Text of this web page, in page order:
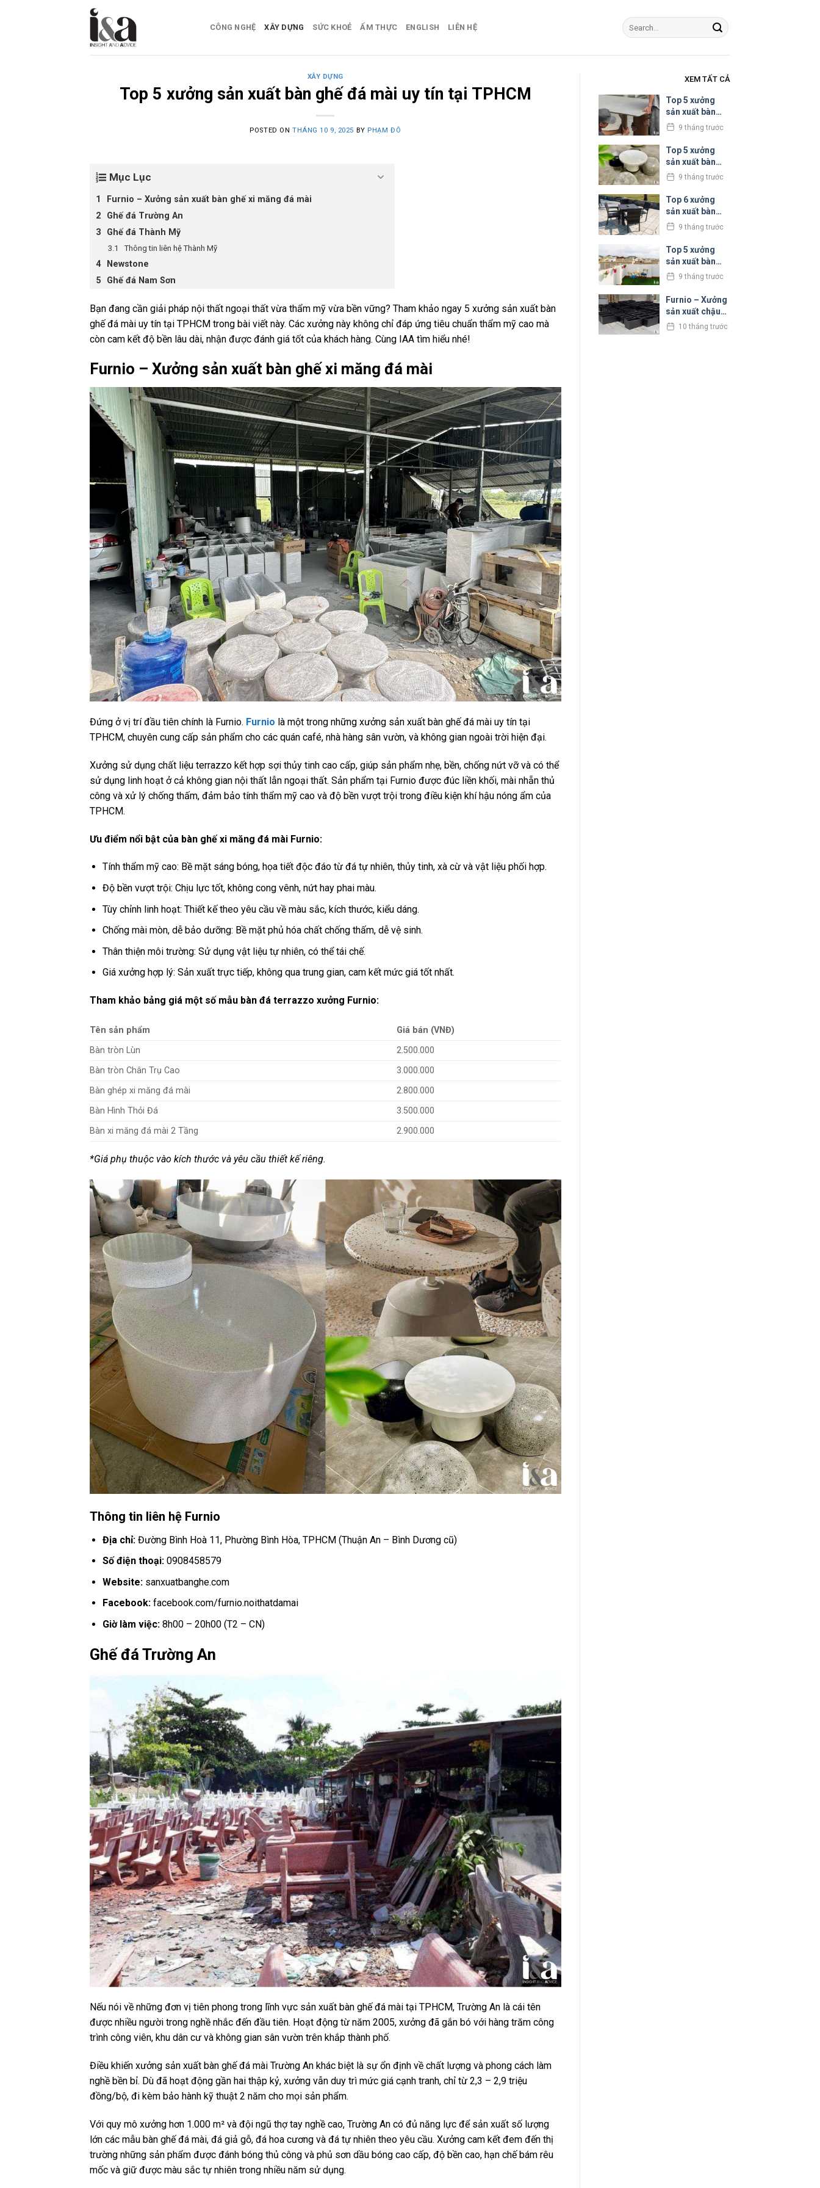
CÔNG NGHỆ XÂY DỰNG SỨC KHOẺ ẨM THỰC ENGLISH LIÊN HỆ
XÂY DỰNG
Top 5 xưởng sản xuất bàn ghế đá mài uy tín tại TPHCM
POSTED ON THÁNG 10 9, 2025 BY PHẠM ĐÔ
Mục Lục
Furnio – Xưởng sản xuất bàn ghế xi măng đá mài
Ghế đá Trường An
Ghế đá Thành Mỹ
Thông tin liên hệ Thành Mỹ
Newstone
Ghế đá Nam Sơn
Bạn đang cần giải pháp nội thất ngoại thất vừa thẩm mỹ vừa bền vững? Tham khảo ngay 5 xưởng sản xuất bàn
ghế đá mài uy tín tại TPHCM trong bài viết này. Các xưởng này không chỉ đáp ứng tiêu chuẩn thẩm mỹ cao mà
còn cam kết độ bền lâu dài, nhận được đánh giá tốt của khách hàng. Cùng IAA tìm hiểu nhé!
Furnio – Xưởng sản xuất bàn ghế xi măng đá mài
Đứng ở vị trí đầu tiên chính là Furnio. Furnio là một trong những xưởng sản xuất bàn ghế đá mài uy tín tại
TPHCM, chuyên cung cấp sản phẩm cho các quán café, nhà hàng sân vườn, và không gian ngoài trời hiện đại.
Xưởng sử dụng chất liệu terrazzo kết hợp sợi thủy tinh cao cấp, giúp sản phẩm nhẹ, bền, chống nứt vỡ và có thể
sử dụng linh hoạt ở cả không gian nội thất lẫn ngoại thất. Sản phẩm tại Furnio được đúc liền khối, mài nhẵn thủ
công và xử lý chống thấm, đảm bảo tính thẩm mỹ cao và độ bền vượt trội trong điều kiện khí hậu nóng ẩm của
TPHCM.
Ưu điểm nổi bật của bàn ghế xi măng đá mài Furnio:
Tính thẩm mỹ cao: Bề mặt sáng bóng, họa tiết độc đáo từ đá tự nhiên, thủy tinh, xà cừ và vật liệu phối hợp.
Độ bền vượt trội: Chịu lực tốt, không cong vênh, nứt hay phai màu.
Tùy chỉnh linh hoạt: Thiết kế theo yêu cầu về màu sắc, kích thước, kiểu dáng.
Chống mài mòn, dễ bảo dưỡng: Bề mặt phủ hóa chất chống thấm, dễ vệ sinh.
Thân thiện môi trường: Sử dụng vật liệu tự nhiên, có thể tái chế.
Giá xưởng hợp lý: Sản xuất trực tiếp, không qua trung gian, cam kết mức giá tốt nhất.
Tham khảo bảng giá một số mẫu bàn đá terrazzo xưởng Furnio:
Tên sản phẩm
Giá bán (VNĐ)
Bàn tròn Lùn
2.500.000
Bàn tròn Chân Trụ Cao
3.000.000
Bàn ghép xi măng đá mài
2.800.000
Bàn Hình Thỏi Đá
3.500.000
Bàn xi măng đá mài 2 Tầng
2.900.000
*Giá phụ thuộc vào kích thước và yêu cầu thiết kế riêng.
Thông tin liên hệ Furnio
Địa chỉ: Đường Bình Hoà 11, Phường Bình Hòa, TPHCM (Thuận An – Bình Dương cũ)
Số điện thoại: 0908458579
Website: sanxuatbanghe.com
Facebook: facebook.com/furnio.noithatdamai
Giờ làm việc: 8h00 – 20h00 (T2 – CN)
Ghế đá Trường An
Nếu nói về những đơn vị tiên phong trong lĩnh vực sản xuất bàn ghế đá mài tại TPHCM, Trường An là cái tên
được nhiều người trong nghề nhắc đến đầu tiên. Hoạt động từ năm 2005, xưởng đã gắn bó với hàng trăm công
trình công viên, khu dân cư và không gian sân vườn trên khắp thành phố.
Điều khiến xưởng sản xuất bàn ghế đá mài Trường An khác biệt là sự ổn định về chất lượng và phong cách làm
nghề bền bỉ. Dù đã hoạt động gần hai thập kỷ, xưởng vẫn duy trì mức giá cạnh tranh, chỉ từ 2,3 – 2,9 triệu
đồng/bộ, đi kèm bảo hành kỹ thuật 2 năm cho mọi sản phẩm.
Với quy mô xưởng hơn 1.000 m² và đội ngũ thợ tay nghề cao, Trường An có đủ năng lực để sản xuất số lượng
lớn các mẫu bàn ghế đá mài, đá giả gỗ, đá hoa cương và đá tự nhiên theo yêu cầu. Xưởng cam kết đem đến thị
trường những sản phẩm được đánh bóng thủ công và phủ sơn dầu bóng cao cấp, độ bền cao, hạn chế bám rêu
mốc và giữ được màu sắc tự nhiên trong nhiều năm sử dụng.
XEM TẤT CẢ
Top 5 xưởng
sản xuất bàn
ghế bê tông nhẹ
TPHCM
9 tháng trước
Top 5 xưởng
sản xuất bàn
ghế đá mài uy
9 tháng trước
Top 6 xưởng
sản xuất bàn
ghế ngoài trời
TPHCM
9 tháng trước
Top 5 xưởng
sản xuất bàn
ghế sân thượng
TPHCM
9 tháng trước
Furnio – Xưởng
sản xuất chậu
composite size
10 tháng trước